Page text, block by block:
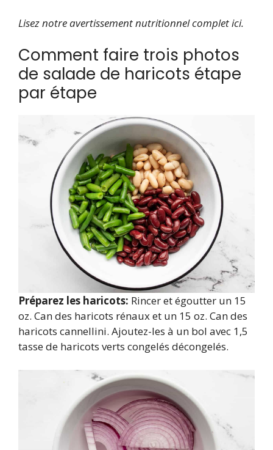
Lisez notre avertissement nutritionnel complet ici.
Comment faire trois photos
de salade de haricots étape
par étape
Préparez les haricots: Rincer et égoutter un 15
oz. Can des haricots rénaux et un 15 oz. Can des
haricots cannellini. Ajoutez-les à un bol avec 1,5
tasse de haricots verts congelés décongelés.